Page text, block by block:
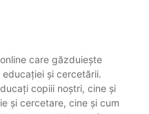
care găzduiește
și cercetării.
copiii noștri, cine și
și cercetare, cine și cum